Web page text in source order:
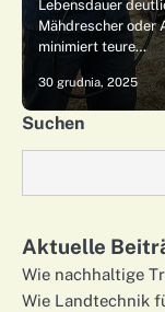
Lebensdauer
Mähdrescher oder
minimiert teure…
30 grudnia, 2025
Suchen
Aktuelle
Wie nachhaltige
Wie Landtechnik